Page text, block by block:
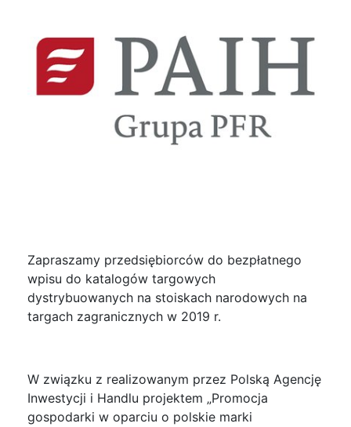
Zapraszamy przedsiębiorców do bezpłatnego
wpisu do katalogów targowych
dystrybuowanych na stoiskach narodowych na
targach zagranicznych w 2019 r.
W związku z realizowanym przez Polską Agencję
Inwestycji i Handlu projektem „Promocja
gospodarki w oparciu o polskie marki